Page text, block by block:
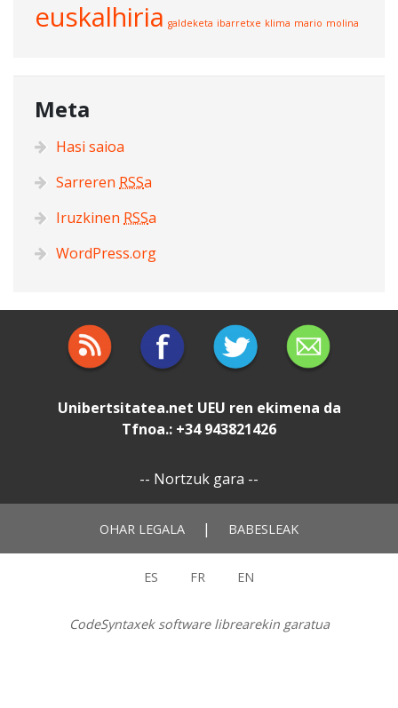
euskalhiria galdeketa ibarretxe klima mario molina
Meta
Hasi saioa
Sarreren RSSa
Iruzkinen RSSa
WordPress.org
Unibertsitatea.net UEU ren ekimena da
Tfnoa.: +34 943821426
-- Nortzuk gara --
OHAR LEGALA | BABESLEAK
ES FR EN
CodeSyntaxek software librearekin garatua